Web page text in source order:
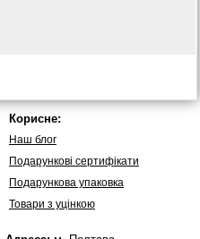
Корисне:
Наш блог
Подарункові сертифікати
Подарункова упаковка
Товари з уцінкою